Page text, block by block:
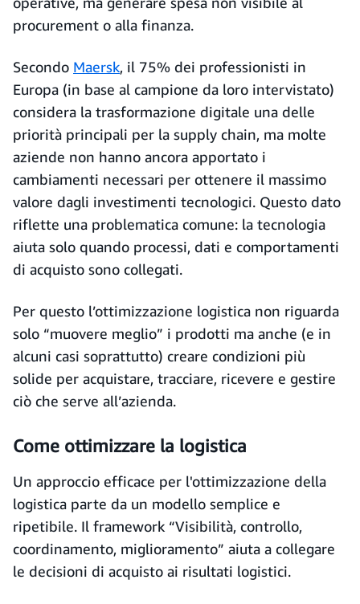
procurement o alla finanza.
Secondo Maersk, il 75% dei professionisti in
Europa (in base al campione da loro intervistato)
considera la trasformazione digitale una delle
priorità principali per la supply chain, ma molte
aziende non hanno ancora apportato i
cambiamenti necessari per ottenere il massimo
valore dagli investimenti tecnologici. Questo dato
riflette una problematica comune: la tecnologia
aiuta solo quando processi, dati e comportamenti
di acquisto sono collegati.
Per questo l’ottimizzazione logistica non riguarda
solo “muovere meglio” i prodotti ma anche (e in
alcuni casi soprattutto) creare condizioni più
solide per acquistare, tracciare, ricevere e gestire
ciò che serve all’azienda.
Come ottimizzare la logistica
Un approccio efficace per l'ottimizzazione della
logistica parte da un modello semplice e
ripetibile. Il framework “Visibilità, controllo,
coordinamento, miglioramento” aiuta a collegare
le decisioni di acquisto ai risultati logistici.